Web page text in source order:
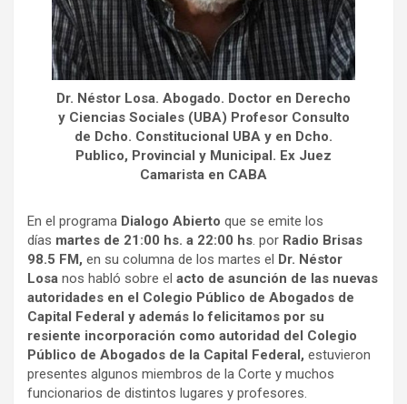
Dr. Néstor Losa. Abogado. Doctor en Derecho
y Ciencias Sociales (UBA) Profesor Consulto
de Dcho. Constitucional UBA y en Dcho.
Publico, Provincial y Municipal. Ex Juez
Camarista en CABA
En el programa Dialogo Abierto que se emite los
días martes de 21:00 hs. a 22:00 hs. por Radio Brisas
98.5 FM, en su columna de los martes el Dr. Néstor
Losa nos habló sobre el acto de asunción de las nuevas
autoridades en el Colegio Público de Abogados de
Capital Federal y además lo felicitamos por su
resiente incorporación como autoridad del Colegio
Público de Abogados de la Capital Federal, estuvieron
presentes algunos miembros de la Corte y muchos
funcionarios de distintos lugares y profesores.